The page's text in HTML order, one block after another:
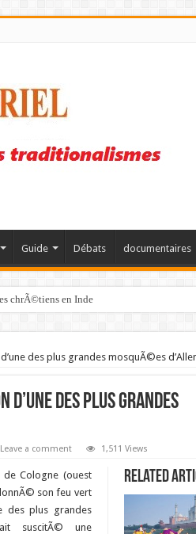
Guide Débats documentaires
chrÃ©tiens en Inde
des plus grandes mosquÃ©es
des plus grandes
Leave a comment 1,511 Views
Related
de Cologne (ouest
son feu vert
des plus grandes
suscitÃ© une